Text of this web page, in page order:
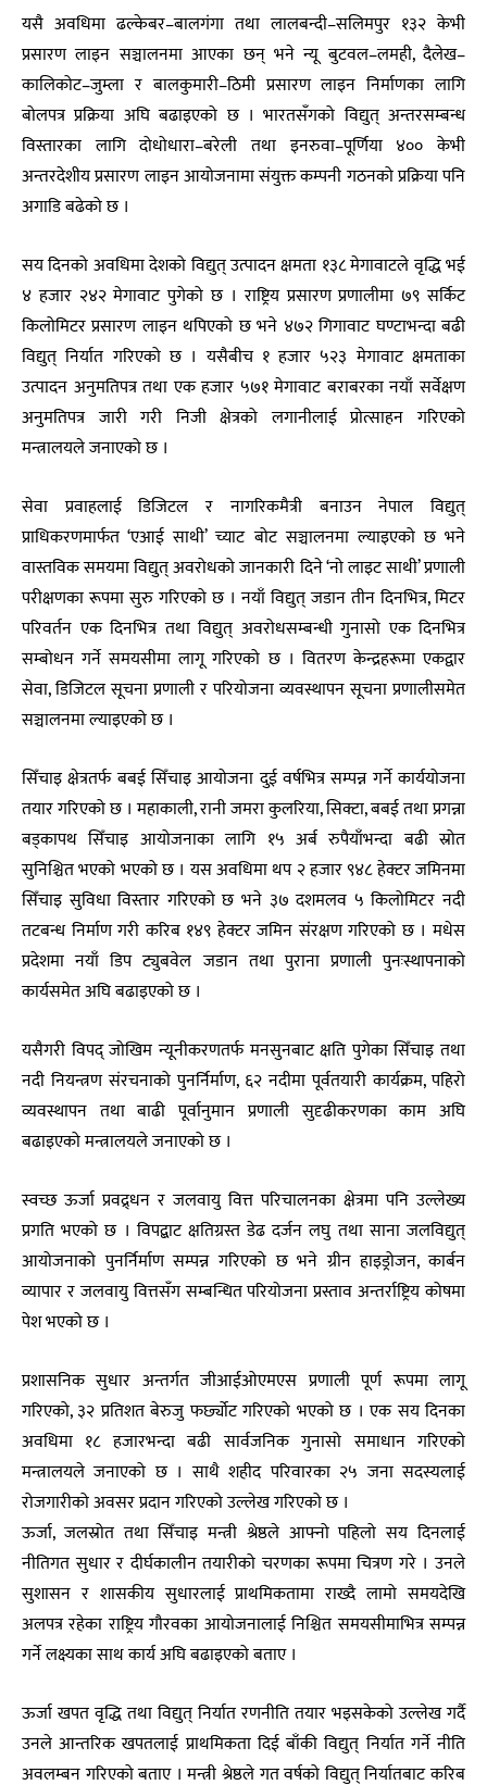
यसै अवधिमा ढल्केबर–बालगंगा तथा लालबन्दी–सलिमपुर १३२ केभी
प्रसारण लाइन सञ्चालनमा आएका छन् भने न्यू बुटवल–लमही, दैलेख–
कालिकोट–जुम्ला र बालकुमारी–ठिमी प्रसारण लाइन निर्माणका लागि
बोलपत्र प्रक्रिया अघि बढाइएको छ । भारतसँगको विद्युत् अन्तरसम्बन्ध
विस्तारका लागि दोधोधारा–बरेली तथा इनरुवा–पूर्णिया ४०० केभी
अन्तरदेशीय प्रसारण लाइन आयोजनामा संयुक्त कम्पनी गठनको प्रक्रिया पनि
अगाडि बढेको छ ।
सय दिनको अवधिमा देशको विद्युत् उत्पादन क्षमता १३८ मेगावाटले वृद्धि भई
४ हजार २४२ मेगावाट पुगेको छ । राष्ट्रिय प्रसारण प्रणालीमा ७९ सर्किट
किलोमिटर प्रसारण लाइन थपिएको छ भने ४७२ गिगावाट घण्टाभन्दा बढी
विद्युत् निर्यात गरिएको छ । यसैबीच १ हजार ५२३ मेगावाट क्षमताका
उत्पादन अनुमतिपत्र तथा एक हजार ५७१ मेगावाट बराबरका नयाँ सर्वेक्षण
अनुमतिपत्र जारी गरी निजी क्षेत्रको लगानीलाई प्रोत्साहन गरिएको
मन्त्रालयले जनाएको छ ।
सेवा प्रवाहलाई डिजिटल र नागरिकमैत्री बनाउन नेपाल विद्युत्
प्राधिकरणमार्फत ‘एआई साथी’ च्याट बोट सञ्चालनमा ल्याइएको छ भने
वास्तविक समयमा विद्युत् अवरोधको जानकारी दिने ‘नो लाइट साथी’ प्रणाली
परीक्षणका रूपमा सुरु गरिएको छ । नयाँ विद्युत् जडान तीन दिनभित्र, मिटर
परिवर्तन एक दिनभित्र तथा विद्युत् अवरोधसम्बन्धी गुनासो एक दिनभित्र
सम्बोधन गर्ने समयसीमा लागू गरिएको छ । वितरण केन्द्रहरूमा एकद्वार
सेवा, डिजिटल सूचना प्रणाली र परियोजना व्यवस्थापन सूचना प्रणालीसमेत
सञ्चालनमा ल्याइएको छ ।
सिँचाइ क्षेत्रतर्फ बबई सिँचाइ आयोजना दुई वर्षभित्र सम्पन्न गर्ने कार्ययोजना
तयार गरिएको छ । महाकाली, रानी जमरा कुलरिया, सिक्टा, बबई तथा प्रगन्ना
बड्कापथ सिँचाइ आयोजनाका लागि १५ अर्ब रुपैयाँभन्दा बढी स्रोत
सुनिश्चित भएको भएको छ । यस अवधिमा थप २ हजार ९४८ हेक्टर जमिनमा
सिँचाइ सुविधा विस्तार गरिएको छ भने ३७ दशमलव ५ किलोमिटर नदी
तटबन्ध निर्माण गरी करिब १४९ हेक्टर जमिन संरक्षण गरिएको छ । मधेस
प्रदेशमा नयाँ डिप ट्युबवेल जडान तथा पुराना प्रणाली पुनःस्थापनाको
कार्यसमेत अघि बढाइएको छ ।
यसैगरी विपद् जोखिम न्यूनीकरणतर्फ मनसुनबाट क्षति पुगेका सिँचाइ तथा
नदी नियन्त्रण संरचनाको पुनर्निर्माण, ६२ नदीमा पूर्वतयारी कार्यक्रम, पहिरो
व्यवस्थापन तथा बाढी पूर्वानुमान प्रणाली सुदृढीकरणका काम अघि
बढाइएको मन्त्रालयले जनाएको छ ।
स्वच्छ ऊर्जा प्रवद्र्धन र जलवायु वित्त परिचालनका क्षेत्रमा पनि उल्लेख्य
प्रगति भएको छ । विपद्बाट क्षतिग्रस्त डेढ दर्जन लघु तथा साना जलविद्युत्
आयोजनाको पुनर्निर्माण सम्पन्न गरिएको छ भने ग्रीन हाइड्रोजन, कार्बन
व्यापार र जलवायु वित्तसँग सम्बन्धित परियोजना प्रस्ताव अन्तर्राष्ट्रिय कोषमा
पेश भएको छ ।
प्रशासनिक सुधार अन्तर्गत जीआईओएमएस प्रणाली पूर्ण रूपमा लागू
गरिएको, ३२ प्रतिशत बेरुजु फर्छ्योट गरिएको भएको छ । एक सय दिनका
अवधिमा १८ हजारभन्दा बढी सार्वजनिक गुनासो समाधान गरिएको
मन्त्रालयले जनाएको छ । साथै शहीद परिवारका २५ जना सदस्यलाई
रोजगारीको अवसर प्रदान गरिएको उल्लेख गरिएको छ ।
ऊर्जा, जलस्रोत तथा सिँचाइ मन्त्री श्रेष्ठले आफ्नो पहिलो सय दिनलाई
नीतिगत सुधार र दीर्घकालीन तयारीको चरणका रूपमा चित्रण गरे । उनले
सुशासन र शासकीय सुधारलाई प्राथमिकतामा राख्दै लामो समयदेखि
अलपत्र रहेका राष्ट्रिय गौरवका आयोजनालाई निश्चित समयसीमाभित्र सम्पन्न
गर्ने लक्ष्यका साथ कार्य अघि बढाइएको बताए ।
ऊर्जा खपत वृद्धि तथा विद्युत् निर्यात रणनीति तयार भइसकेको उल्लेख गर्दै
उनले आन्तरिक खपतलाई प्राथमिकता दिई बाँकी विद्युत् निर्यात गर्ने नीति
अवलम्बन गरिएको बताए । मन्त्री श्रेष्ठले गत वर्षको विद्युत् निर्यातबाट करिब